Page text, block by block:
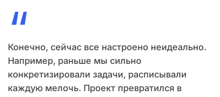
“
Конечно, сейчас все настроено неидеально.
Например, раньше мы сильно
конкретизировали задачи, расписывали
каждую мелочь. Проект превратился в